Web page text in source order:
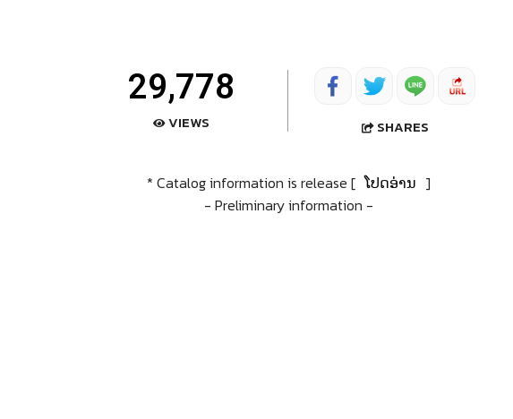
29,778
VIEWS SHARES
* Catalog information is release [ ໂປດອ່ານ ]
- Preliminary information -